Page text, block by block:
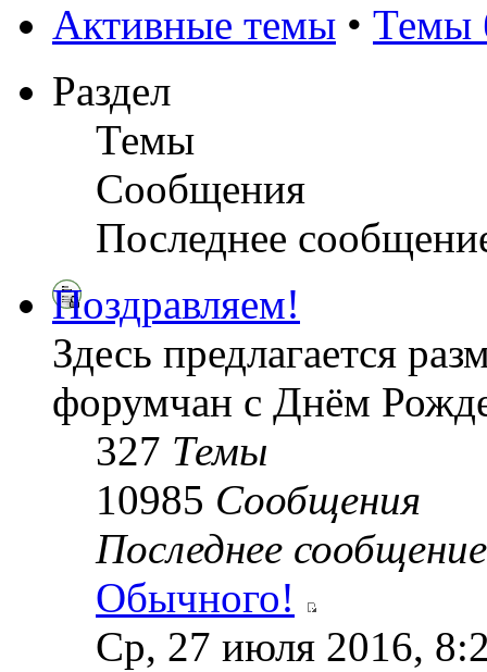
Активные темы • Темы
Раздел
Темы
Сообщения
Последнее
Поздравляем!
Здесь предлагается
форумчан с Днём
327 Темы
10985 Сообщения
Последнее сообщение
Обычного!
Ср, 27 июля 2016,